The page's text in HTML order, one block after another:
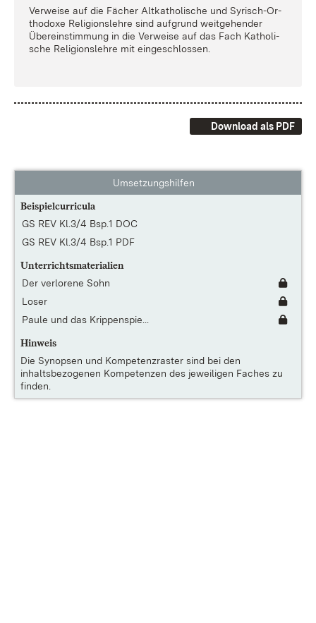
Ver­wei­se auf die Fä­cher Alt­ka­tho­li­sche und Sy­risch-Or­
tho­do­xe Re­li­gi­ons­leh­re sind auf­grund weit­ge­hen­der
Über­ein­stim­mung in die Ver­wei­se auf das Fach Ka­tho­li­
sche Re­li­gi­ons­leh­re mit ein­ge­schlos­sen.
Download als PDF
Umsetzungshilfen
Beispielcurricula
GS REV Kl.3/4 Bsp.1 DOC
GS REV Kl.3/4 Bsp.1 PDF
Unterrichtsmaterialien
Der verlorene Sohn
Loser
Paule und das Krippenspie...
Hinweis
Die Synopsen und Kompetenzraster sind bei den
inhaltsbezogenen Kompetenzen des jeweiligen Faches zu
finden.